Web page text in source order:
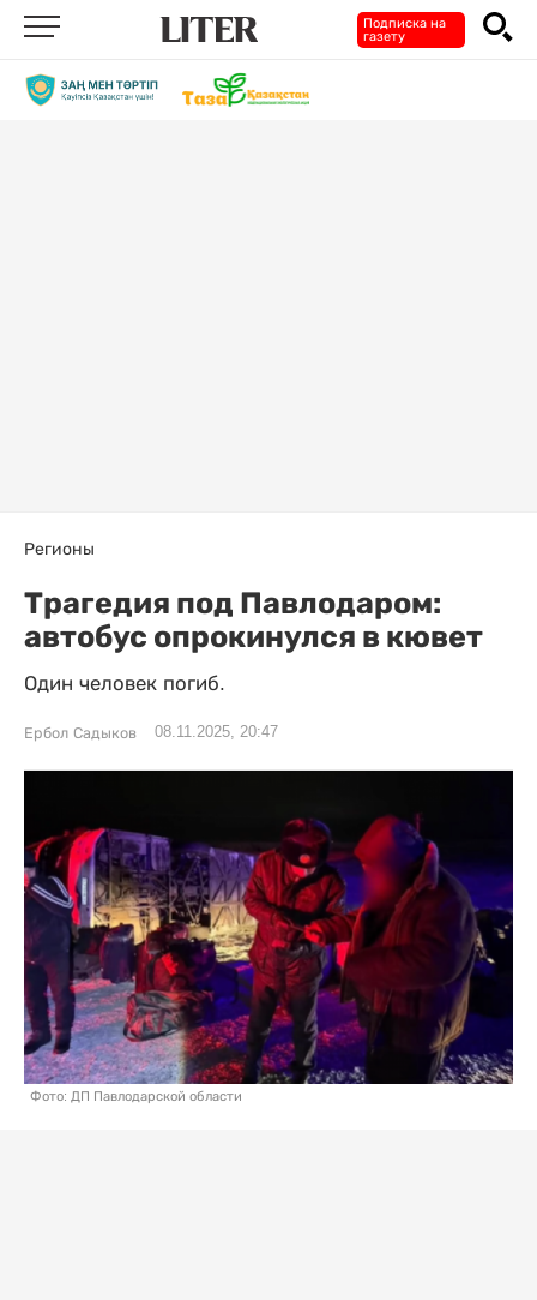
Подписка на
газету
Регионы
Трагедия под Павлодаром:
автобус опрокинулся в кювет
Один человек погиб.
Ербол Садыков 08.11.2025, 20:47
Фото: ДП Павлодарской области